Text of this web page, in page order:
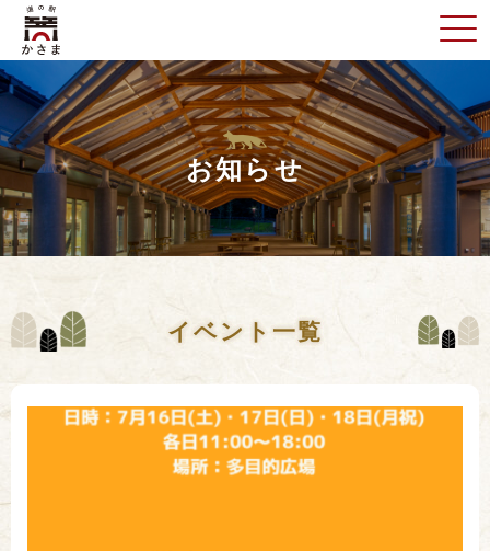
お知らせ
イベント一覧